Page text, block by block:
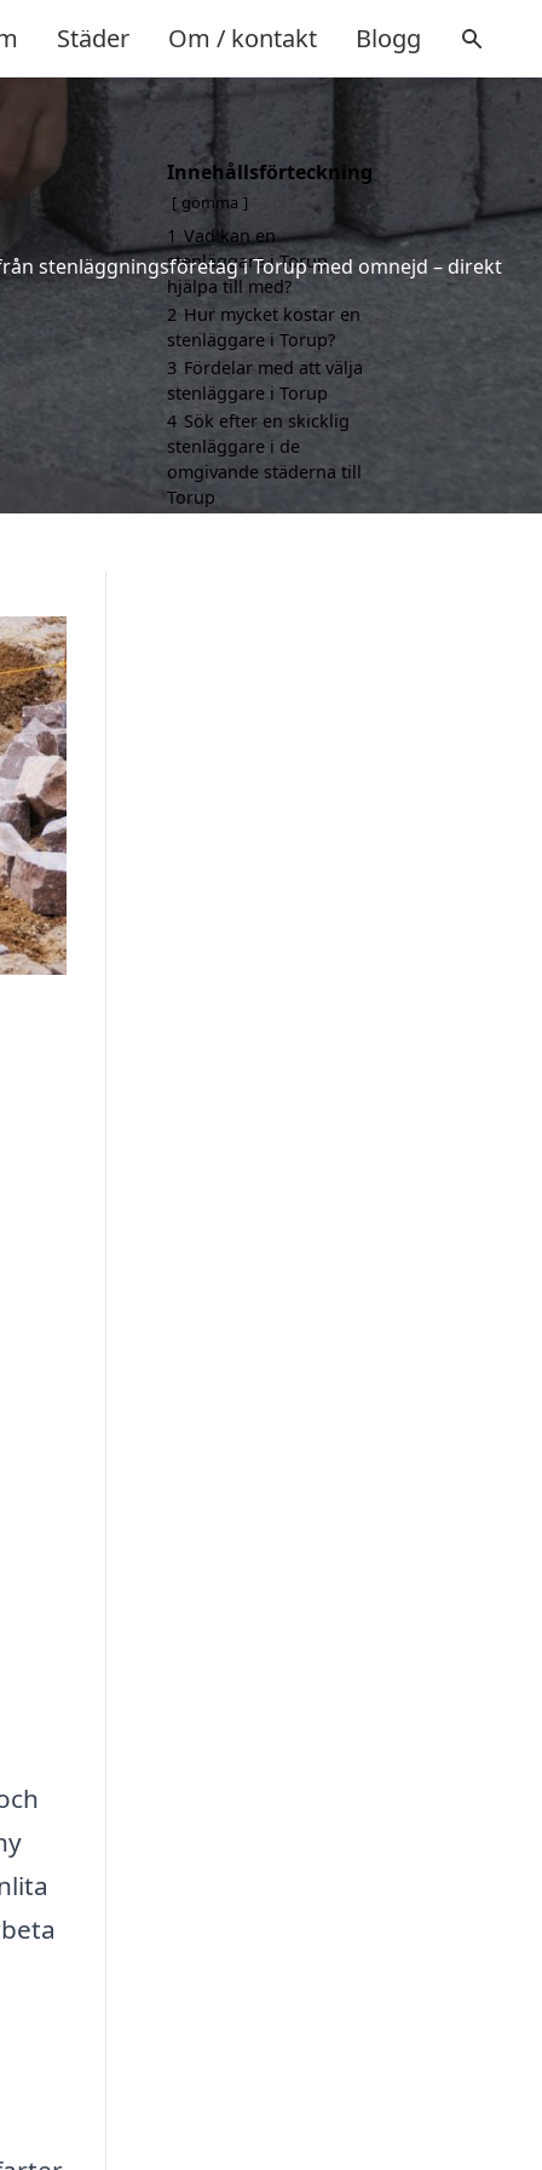
Städer Om / kontakt Blogg
stenläggningsföretag i Torup med omnejd – direkt
Innehållsförteckning
gömma
1 Vad kan en
stenläggare i Torup
hjälpa till med?
2 Hur mycket kostar en
stenläggare i Torup?
3 Fördelar med att välja
stenläggare i Torup
4 Sök efter en skicklig
stenläggare i de
omgivande städerna till
Torup